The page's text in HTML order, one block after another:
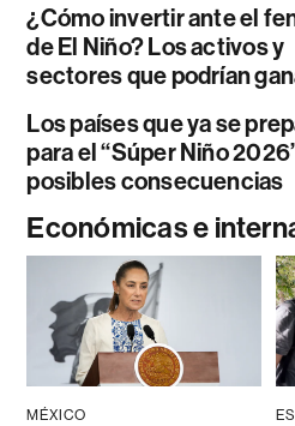
¿Cómo invertir ante el
de El Niño? Los activos y
sectores que podrían
Los países que ya se
para el “Súper Niño
posibles consecuencias
Económicas e
MÉXICO